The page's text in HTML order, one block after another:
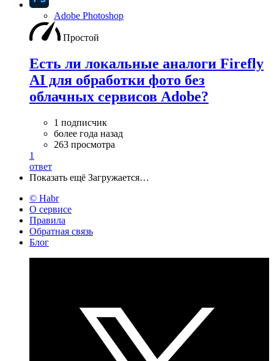
Adobe Photoshop
Простой
Есть ли локальные аналоги Firefly
AI для обработки фото без
облачных сервисов Adobe?
1 подписчик
более года назад
263 просмотра
1
ответ
Показать ещё Загружается…
© Habr
О сервисе
Правила
Обратная связь
Блог